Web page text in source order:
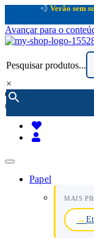
💨 Verão sem
Avançar para o
Pesquisar produtos...
×
encomendar por
(chamada rede fixa nacional)
Papel
MAIS